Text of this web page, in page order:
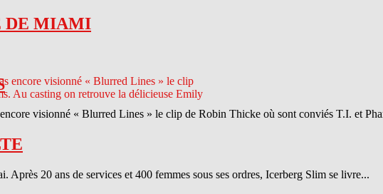
DE MIAMI
visionné « Blurred Lines » le clip de Robin Thicke où sont conviés T.I. et
Après 20 ans de services et 400 femmes sous ses ordres, Icerberg Slim se livre...